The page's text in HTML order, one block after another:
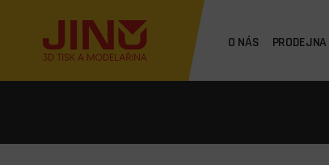
O NÁS PRODEJNA